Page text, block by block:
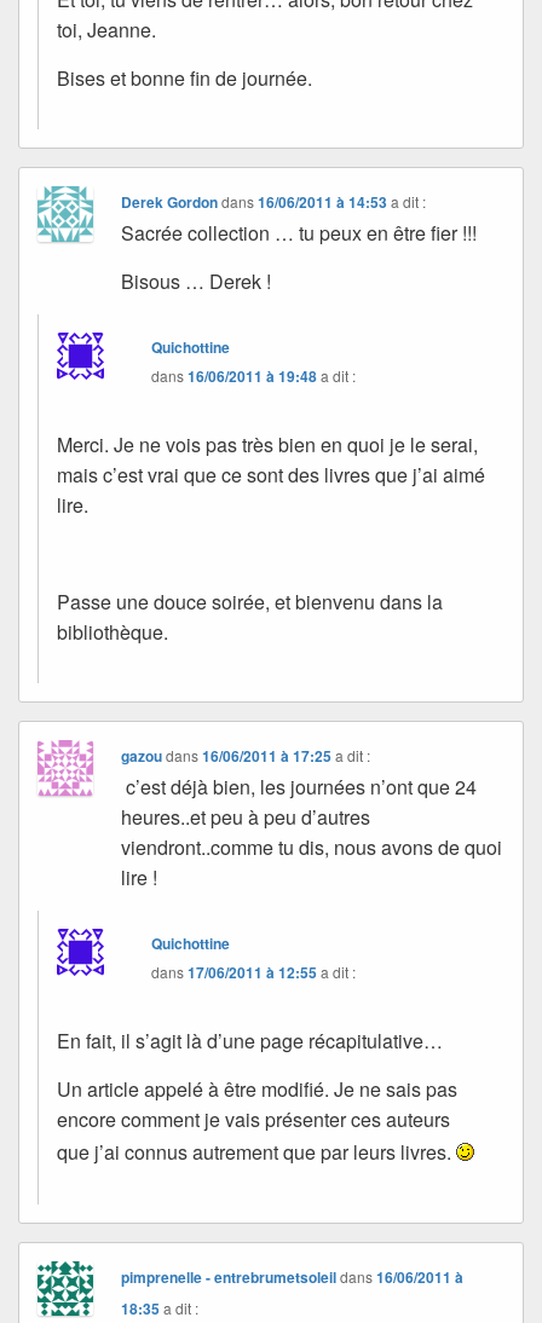
toi, Jeanne.
Bises et bonne fin de journée.
Derek Gordondans16/06/2011 à 14:53 a dit :
Sacrée collection … tu peux en être fier !!!
Bisous … Derek !
Quichottine
dans16/06/2011 à 19:48a dit :
Merci. Je ne vois pas très bien en quoi je le serai,
mais c’est vrai que ce sont des livres que j’ai aimé
lire.
Passe une douce soirée, et bienvenu dans la
bibliothèque.
gazoudans16/06/2011 à 17:25 a dit :
c’est déjà bien, les journées n’ont que 24
heures..et peu à peu d’autres
viendront..comme tu dis, nous avons de quoi
lire !
Quichottine
dans17/06/2011 à 12:55a dit :
En fait, il s’agit là d’une page récapitulative…
Un article appelé à être modifié. Je ne sais pas
encore comment je vais présenter ces auteurs
que j’ai connus autrement que par leurs livres.
pimprenelle - entrebrumetsoleildans16/06/2011 à
18:35 a dit :